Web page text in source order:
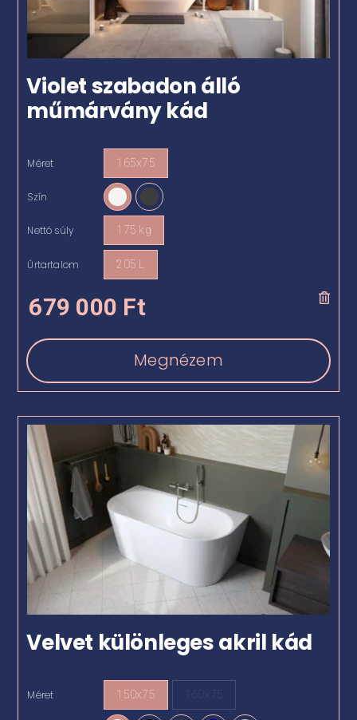
Violet szabadon álló
műmárvány kád
Méret 165x75
Szín
Nettó súly 175 kg
Űrtartalom 205 L
679 000 Ft
Megnézem
Velvet különleges akril kád
Méret 150x75 160x75